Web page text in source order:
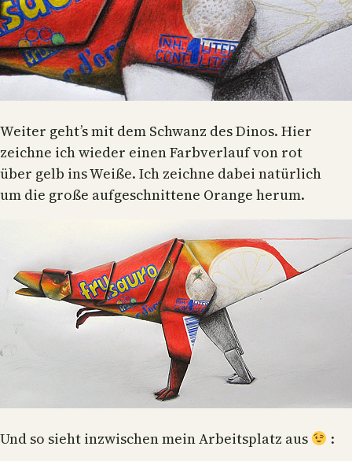
Weiter geht’s mit dem Schwanz des Dinos. Hier
zeichne ich wieder einen Farbverlauf von rot
über gelb ins Weiße. Ich zeichne dabei natürlich
um die große aufgeschnittene Orange herum.
Und so sieht inzwischen mein Arbeitsplatz aus :